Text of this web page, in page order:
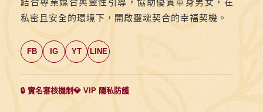
結合專業媒合與靈性引導，協助優質單身男女，在
私密且安全的環境下，開啟靈魂契合的幸福契機。
FB IG YT LINE
🔒 實名審核機制💎 VIP 隱私防護